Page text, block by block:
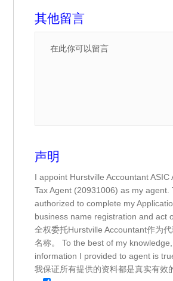
其他留言
声明
I appoint Hurstville Accountant ASIC
Tax Agent (20931006) as my agent.
authorized to complete my
business name registration and act
全权委托Hurstville Accountant作为
名称。 To the best of my
information I provided to agent is
我保证所有提供的资料都是真实有效